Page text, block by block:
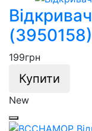
(3950158)
199грн
Купити
New